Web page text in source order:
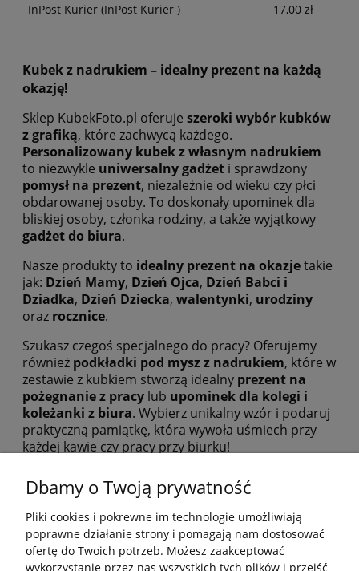
InPost Kurier(InPost Kurier ) 17,00 zł
Kubek z nadrukiem – idealny prezent na każdą
okazję!
Sklep KubekFoto.pl oferuje szeroki wybór kubków
z grafiką, które zachwycą każdego.
Personalizowany kubek z własnym nadrukiem
to niezwykle uniwersalny gadżet i sprawdzony
pomysł na prezent, niezależnie od wieku czy płci
obdarowanej osoby. To doskonały upominek dla
bliskiej osoby, członka rodziny, a także wyjątkowy
gadżet do biura.
Nasze produkty to idealny prezent na okazjetakie
jak: Dzień Mamy, Dzień Ojca, Dzień Babci i
Dziadka, Dzień Dziecka, walentynki, urodziny
oraz rocznice.
Szukasz czegoś specjalnego do pracy? Oferujemy
również podkładki pod mysz z nadrukiem, które w
zestawie z kubkiem stworzą idealny prezent na
pożegnanie z pracy lub upominek dla kolegi i
koleżanki z biura. Wybierz unikalny wzór i podaruj
praktyczną pamiątkę, która wywoła uśmiech przy
każdej kawie czy pracy przy biurku!
Dbamy o Twoją prywatność
Pliki cookies i pokrewne im technologie umożliwiają
poprawne działanie strony i pomagają nam dostosować
ofertę do Twoich potrzeb. Możesz zaakceptować
wykorzystanie przez nas wszystkich tych plików i przejść